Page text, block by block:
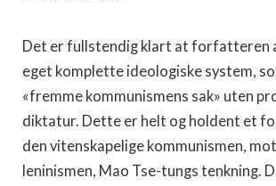
Det er fullstendig klart at forfatteren
eget komplette ideologiske system,
«fremme kommunismens sak» uten
diktatur. Dette er helt og holdent et
den vitenskapelige kommunismen,
leninismen, Mao Tse-tungs tenkning.